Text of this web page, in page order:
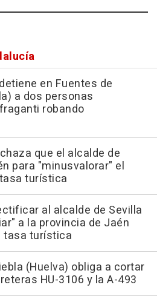
en Fuentes de
a dos personas
robando
que el alcalde de
para "minusvalorar" el
turística
al alcalde de Sevilla
a la provincia de Jaén
tasa turística
(Huelva) obliga a cortar
HU-3106 y la A-493